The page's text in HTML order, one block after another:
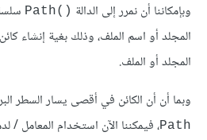
وبإمكاننا أن نمرر إلى الدالة ()Path
المجلد أو الملف.
وبما أن أن الكائن في أقصى يسار السطر
Path، فيمكننا الآن استخدام المعامل /